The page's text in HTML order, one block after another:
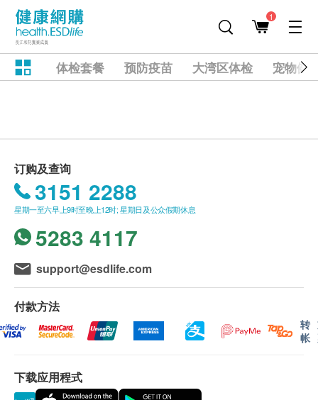
1
体检套餐 预防疫苗 大湾区体检 宠物健
订购及查询
3151 2288
星期一至六早上9时至晚上12时; 星期日及公众假期休息
5283 4117
support@esdlife.com
付款方法
转
帐
下载应用程式